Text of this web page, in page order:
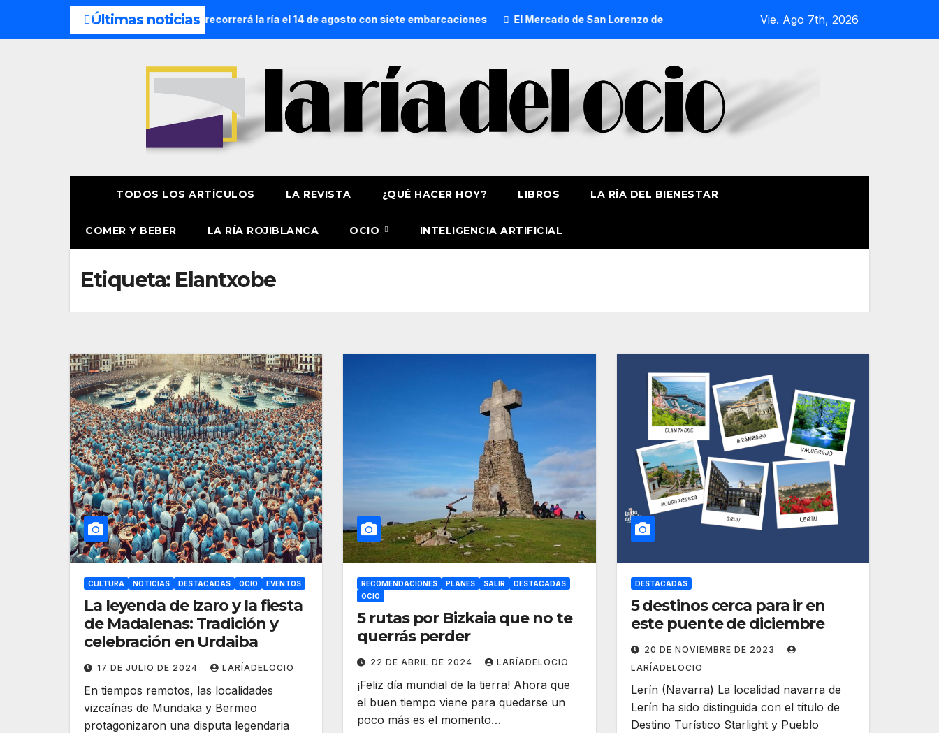
Últimas noticias
Náutica de la Amatxu de Begoña recorrerá la ría el 14 de agosto con siete embarcaciones El Mercado de San Lorenzo de Getxo reunirá a más de 50 productores del País Vasco
Vie. Ago 7th, 2026
TODOS LOS ARTÍCULOS LA REVISTA ¿QUÉ HACER HOY? LIBROS LA RÍA DEL BIENESTAR
COMER Y BEBER LA RÍA ROJIBLANCA OCIO INTELIGENCIA ARTIFICIAL
Etiqueta: Elantxobe
CULTURA NOTICIAS DESTACADAS OCIO EVENTOS
La leyenda de Izaro y la fiesta
de Madalenas: Tradición y
celebración en Urdaiba
17 DE JULIO DE 2024 LARÍADELOCIO
En tiempos remotos, las localidades
vizcaínas de Mundaka y Bermeo
protagonizaron una disputa legendaria
RECOMENDACIONES PLANES SALIR
DESTACADAS
OCIO
5 rutas por Bizkaia que no te
querrás perder
22 DE ABRIL DE 2024 LARÍADELOCIO
¡Feliz día mundial de la tierra! Ahora que
el buen tiempo viene para quedarse un
poco más es el momento…
DESTACADAS
5 destinos cerca para ir en
este puente de diciembre
20 DE NOVIEMBRE DE 2023
LARÍADELOCIO
Lerín (Navarra) La localidad navarra de
Lerín ha sido distinguida con el título de
Destino Turístico Starlight y Pueblo